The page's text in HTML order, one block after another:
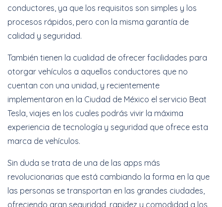
conductores, ya que los requisitos son simples y los
procesos rápidos, pero con la misma garantía de
calidad y seguridad.
También tienen la cualidad de ofrecer facilidades para
otorgar vehículos a aquellos conductores que no
cuentan con una unidad, y recientemente
implementaron en la Ciudad de México el servicio Beat
Tesla, viajes en los cuales podrás vivir la máxima
experiencia de tecnología y seguridad que ofrece esta
marca de vehículos.
Sin duda se trata de una de las apps más
revolucionarias que está cambiando la forma en la que
las personas se transportan en las grandes ciudades,
ofreciendo gran seguridad, rapidez y comodidad a los